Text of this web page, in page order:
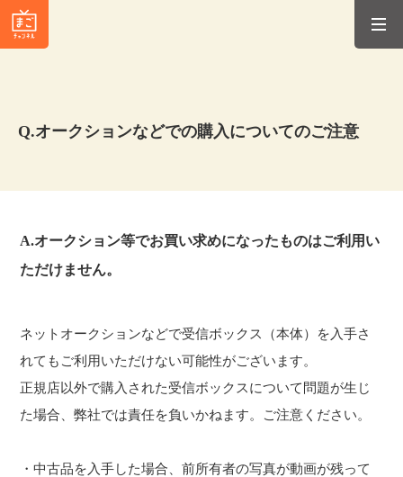
Q.オークションなどでの購入についてのご注意
A.オークション等でお買い求めになったものはご利用い
ただけません。
ネットオークションなどで受信ボックス（本体）を入手さ
れてもご利用いただけない可能性がございます。
正規店以外で購入された受信ボックスについて問題が生じ
た場合、弊社では責任を負いかねます。ご注意ください。
・中古品を入手した場合、前所有者の写真が動画が残って